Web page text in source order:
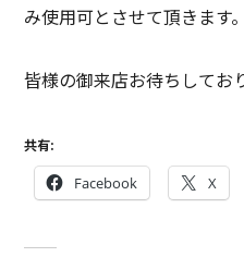
み使用可とさせて頂きます。
皆様の御来店お待ちしてお
共有:
Facebook X